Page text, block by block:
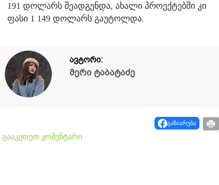
191 დოლარს შეადგენდა, ახალი პროექტებში კი
ფასი 1 149 დოლარს გაუტოლდა.
ავტორი:
მერი ტაბატაძე
გაზიარება
გააკეთეთ კომენტარი